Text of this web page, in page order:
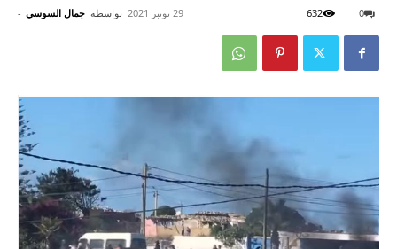
بواسطة جمال السوسي - 29 نونبر 2021 0
632